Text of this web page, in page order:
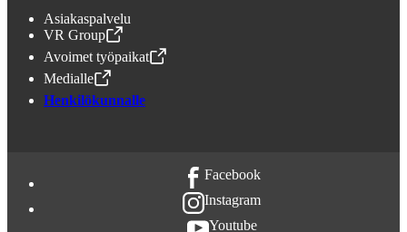
Asiakaspalvelu
VR Group
,Avataan uudessa välilehdessä
Avoimet työpaikat
,Avataan uudessa välilehdessä
Medialle
,Avataan uudessa välilehdessä
Henkilökunnalle
Facebook
Instagram
Youtube